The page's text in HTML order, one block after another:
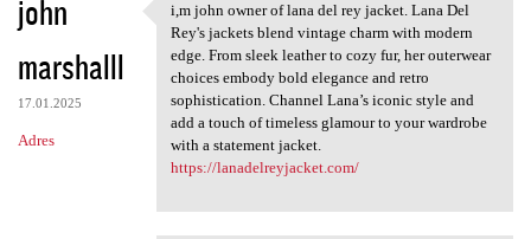
john
marshalll
17.01.2025
Adres
i,m john owner of lana del
i,m john owner of lana del rey jacket. Lana Del
Rey's jackets blend vintage charm with modern
edge. From sleek leather to cozy fur, her outerwear
choices embody bold elegance and retro
sophistication. Channel Lana’s iconic style and
add a touch of timeless glamour to your wardrobe
with a statement jacket.
https://lanadelreyjacket.com/